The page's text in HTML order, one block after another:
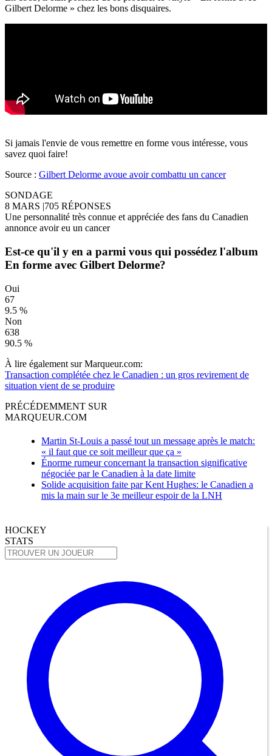
Gilbert Delorme » chez les bons disquaires.
Si jamais l'envie de vous remettre en forme vous intéresse, vous
savez quoi faire!
Source : Gilbert Delorme avoue avoir combattu un cancer
SONDAGE
8 MARS |705 RÉPONSES
Une personnalité très connue et appréciée des fans du Canadien
annonce avoir eu un cancer
Est-ce qu'il y en a parmi vous qui possédez l'album
En forme avec Gilbert Delorme?
Oui
67
9.5 %
Non
638
90.5 %
À lire également sur Marqueur.com:
Transaction complétée chez le Canadien : un gros revirement de
situation vient de se produire
PRÉCÉDEMMENT SUR
MARQUEUR.COM
Martin St-Louis a passé tout un message après le match:
« il faut que ce soit meilleur que ça »
Énorme rumeur concernant la transaction significative
négociée par le Canadien à la date limite
Solide acquisition faite par Kent Hughes: le Canadien a
mis la main sur le 3e meilleur espoir de la LNH
HOCKEY
STATS